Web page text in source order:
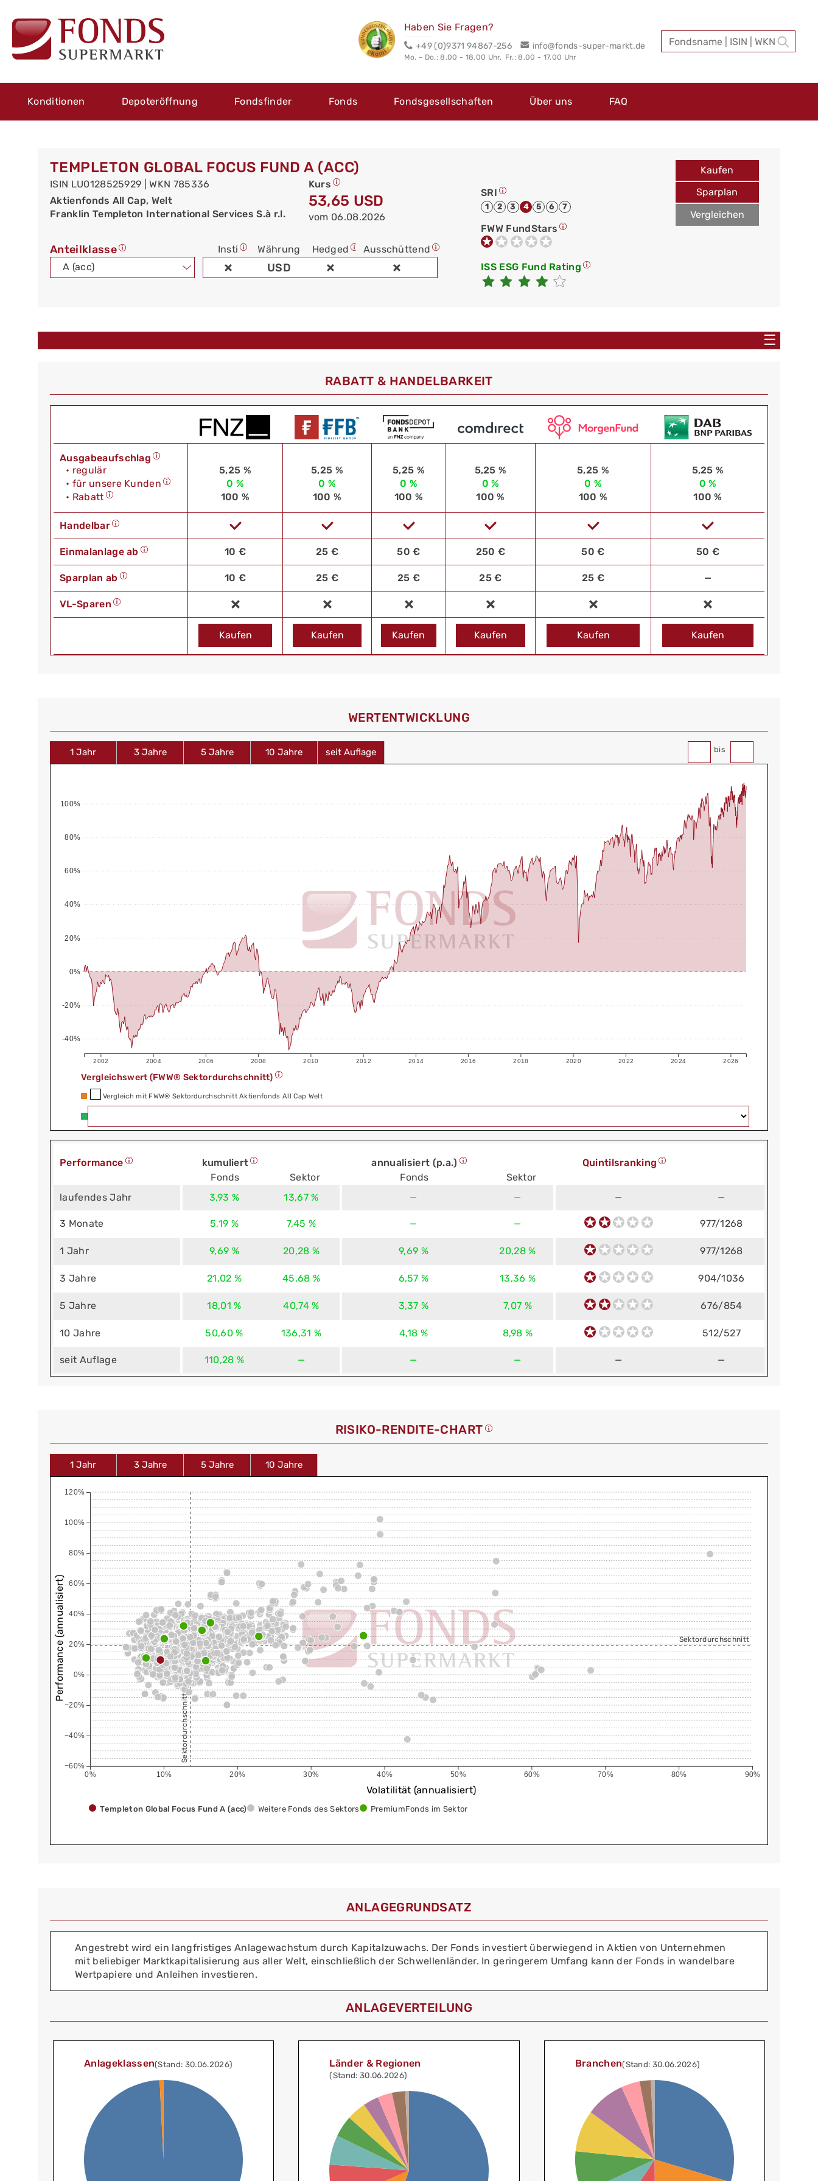
Haben Sie Fragen?
+49 (0)9371 94867-256 info@fonds-super-markt.de
Mo. - Do.: 8.00 - 18.00 Uhr, Fr.: 8.00 - 17.00 Uhr
Konditionen Depoteröffnung Fondsfinder Fonds Fondsgesellschaften Über uns FAQ
TEMPLETON GLOBAL FOCUS FUND A (ACC)
ISIN LU0128525929 | WKN 785336
Aktienfonds All Cap, Welt
Franklin Templeton International Services S.à r.l.
Kurs
53,65 USD
vom 06.08.2026
Anteilklasse Insti Währung Hedged
Ausschüttend
A (acc)
USD
SRI
1 2 3 4 5 6 7
FWW FundStars
ISS ESG Fund Rating
Kaufen
Sparplan
Vergleichen
☰
RABATT & HANDELBARKEIT
Ausgabeaufschlag
• regulär
5,25 % 5,25 % 5,25 % 5,25 % 5,25 %
5,25 %
• für unsere Kunden
0 % 0 % 0 % 0 % 0 %
0 %
• Rabatt
100 % 100 % 100 % 100 % 100 % 100 %
Handelbar
Einmalanlage ab 10 € 25 € 50 € 250 € 50 € 50 €
Sparplan ab 10 € 25 € 25 € 25 € 25 € —
VL-Sparen
Kaufen Kaufen Kaufen Kaufen Kaufen Kaufen
WERT­ENTWICKLUNG
1 Jahr 3 Jahre 5 Jahre 10 Jahre seit Auflage bis
2002 2004 2006 2008 2010 2012 2014 2016 2018 2020 2022 2024 2026
-40%
-20%
0%
20%
40%
60%
80%
100%
Vergleichswert (FWW® Sektordurchschnitt)
Vergleich mit FWW® Sektordurchschnitt Aktienfonds All Cap Welt
Performance
kumuliert
Fonds
Sektor
annualisiert (p.a.)
Fonds
Sektor
Quintilsranking
laufendes Jahr 3,93 % 13,67 % — — — —
3 Monate 5,19 % 7,45 % — — 977/1268
1 Jahr 9,69 % 20,28 % 9,69 % 20,28 % 977/1268
3 Jahre 21,02 % 45,68 % 6,57 % 13,36 % 904/1036
5 Jahre 18,01 % 40,74 % 3,37 % 7,07 % 676/854
10 Jahre 50,60 % 136,31 % 4,18 % 8,98 % 512/527
seit Auflage 110,28 % — — — — —
RISIKO-RENDITE-CHART
1 Jahr 3 Jahre 5 Jahre 10 Jahre
0% 10% 20% 30% 40% 50% 60% 70% 80% 90%
−60%
−40%
−20%
0%
20%
40%
60%
80%
100%
120%
Sektordurchschnitt
Sektordurchschnitt
Volatilität (annualisiert)
Performance (annualisiert)
Templeton Global Focus Fund A (acc) Weitere Fonds des Sektors PremiumFonds im Sektor
ANLAGEGRUNDSATZ
Angestrebt wird ein langfristiges Anlagewachstum durch Kapitalzuwachs. Der Fonds investiert überwiegend in Aktien von Unternehmen
mit beliebiger Marktkapitalisierung aus aller Welt, einschließlich der Schwellenländer. In geringerem Umfang kann der Fonds in wandelbare
Wertpapiere und Anleihen investieren.
ANLAGEVERTEILUNG
Anlageklassen(Stand: 30.06.2026) Länder & Regionen
(Stand: 30.06.2026)
Branchen(Stand: 30.06.2026)